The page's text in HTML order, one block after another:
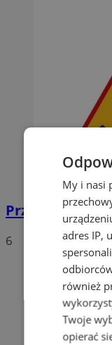
Przebudowa
6
My i nasi
adres IP,
również
Twoje
opierać